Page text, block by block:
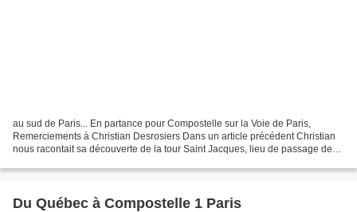
au sud de Paris... En partance pour Compostelle sur la Voie de Paris,
Remerciements à Christian Desrosiers Dans un article précédent Christian
nous racontait sa découverte de la tour Saint Jacques, lieu de passage des
Du Québec à Compostelle 1 Paris